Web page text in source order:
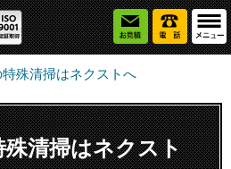
特殊清掃はネクストへ
殊清掃はネクスト